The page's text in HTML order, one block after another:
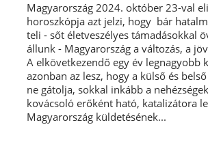
Magyarország 2024. október 23-val
horoszkópja azt jelzi, hogy bár
teli - sőt életveszélyes támadásokkal
állunk - Magyarország a változás, a
A elkövetkezendő egy év legnagyobb
azonban az lesz, hogy a külső és
ne gátolja, sokkal inkább a
kovácsoló erőként ható, katalizátora
Magyarország küldetésének...